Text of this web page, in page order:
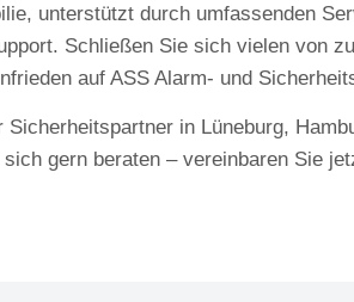
unterstützt durch umfassenden
Schließen Sie sich vielen von
auf ASS Alarm- und
Sicherheitspartner in Lüneburg,
sich gern beraten – vereinbaren Sie